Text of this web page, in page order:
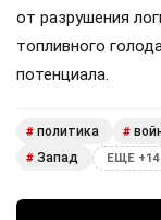
от разрушения
топливного
потенциала.
# политика #
# Запад ЕЩЕ +14